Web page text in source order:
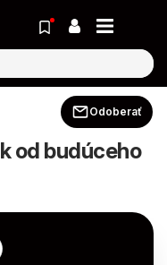
Odoberať
od budúceho